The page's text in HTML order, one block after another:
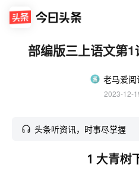
部编版三上语文第
老马爱阅
2023-12-
头条听资讯，时事尽掌握
1 大青树